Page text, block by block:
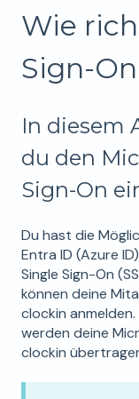
Wie
Sign-
In diesem
du den
Sign-On
Du hast die
Entra ID (Azure
Single Sign-On
können deine
clockin
werden deine
clockin